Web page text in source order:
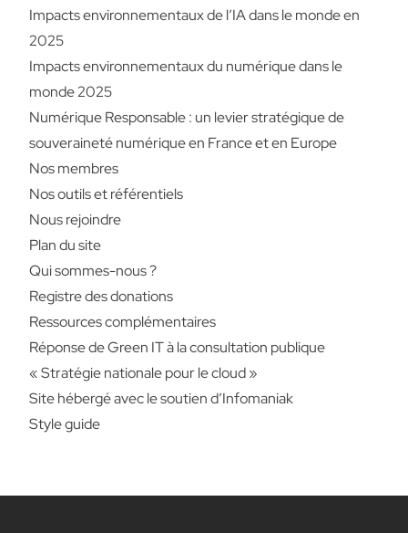
Impacts environnementaux de l’IA dans le monde en
2025
Impacts environnementaux du numérique dans le
monde 2025
Numérique Responsable : un levier stratégique de
souveraineté numérique en France et en Europe
Nos membres
Nos outils et référentiels
Nous rejoindre
Plan du site
Qui sommes-nous ?
Registre des donations
Ressources complémentaires
Réponse de Green IT à la consultation publique
« Stratégie nationale pour le cloud »
Site hébergé avec le soutien d’Infomaniak
Style guide